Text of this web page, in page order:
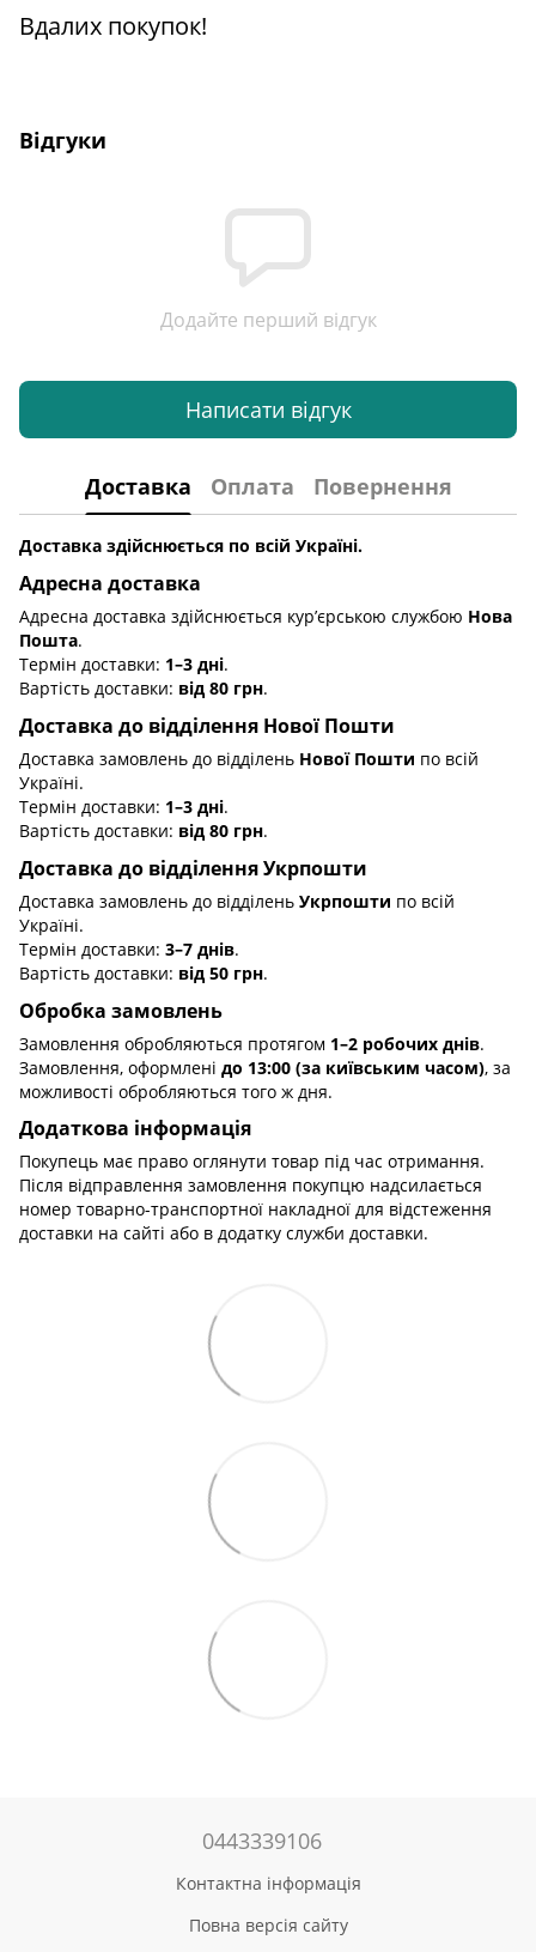
Вдалих покупок!
Відгуки
Додайте перший відгук
Написати відгук
Доставка Оплата Повернення
Доставка здійснюється по всій Україні.
Адресна доставка
Адресна доставка здійснюється кур’єрською службою Нова
Пошта.
Термін доставки: 1–3 дні.
Вартість доставки: від 80 грн.
Доставка до відділення Нової Пошти
Доставка замовлень до відділень Нової Пошти по всій
Україні.
Термін доставки: 1–3 дні.
Вартість доставки: від 80 грн.
Доставка до відділення Укрпошти
Доставка замовлень до відділень Укрпошти по всій
Україні.
Термін доставки: 3–7 днів.
Вартість доставки: від 50 грн.
Обробка замовлень
Замовлення обробляються протягом 1–2 робочих днів.
Замовлення, оформлені до 13:00 (за київським часом), за
можливості обробляються того ж дня.
Додаткова інформація
Покупець має право оглянути товар під час отримання.
Після відправлення замовлення покупцю надсилається
номер товарно-транспортної накладної для відстеження
доставки на сайті або в додатку служби доставки.
0443339106
Контактна інформація
Повна версія сайту